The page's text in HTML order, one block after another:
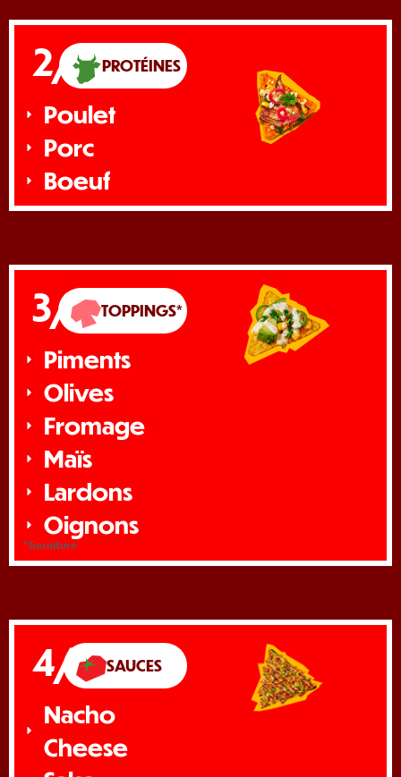
2/ PROTÉINES
Poulet
Porc
Boeuf
3/ TOPPINGS*
Piments
Olives
Fromage
Maïs
Lardons
Oignons
*Garniture
4/ SAUCES
Nacho
Cheese